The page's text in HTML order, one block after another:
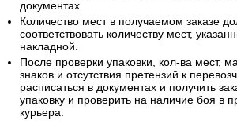
документах.
Количество мест в получаемом заказе
соответствовать количеству мест,
накладной.
После проверки упаковки, кол-ва мест,
знаков и отсутствия претензий к
расписаться в документах и получить
упаковку и проверить на наличие боя в
курьера.